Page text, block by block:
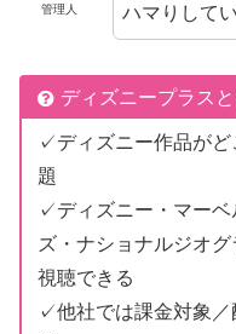
管理人
ハマりしてい
ディズニープラス
✓ディズニー作品がど
題
✓ディズニー・マーベ
ズ・ナショナルジオ
視聴できる
✓他社では課金対象／